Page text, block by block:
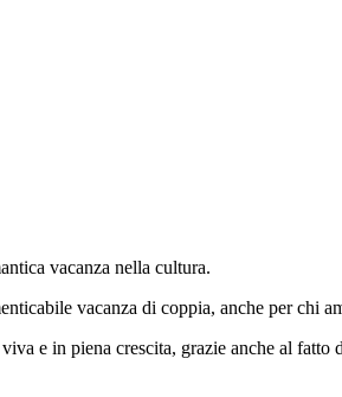
vacanza nella cultura.
vacanza di coppia, anche per chi
e in piena crescita, grazie anche al fatto